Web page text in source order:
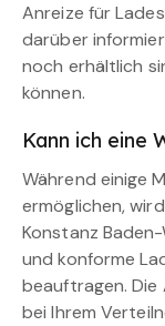
Anreize für
darüber
noch erhältlich
können.
Kann ich eine
Während einige
ermöglichen,
Konstanz
und konforme
beauftragen. Die
bei Ihrem